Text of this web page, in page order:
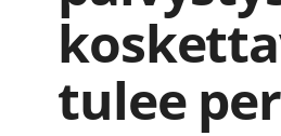
tulee